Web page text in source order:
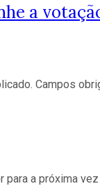
a
Campos
a próxima